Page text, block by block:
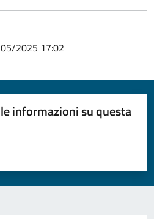
2025 17:02
informazioni su questa
su 5
su 5
5